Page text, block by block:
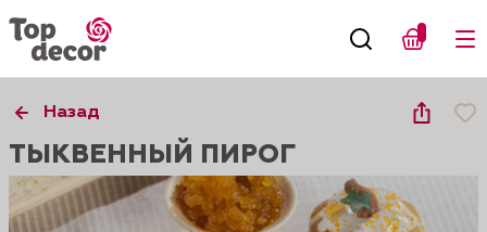
Назад
ТЫКВЕННЫЙ ПИРОГ